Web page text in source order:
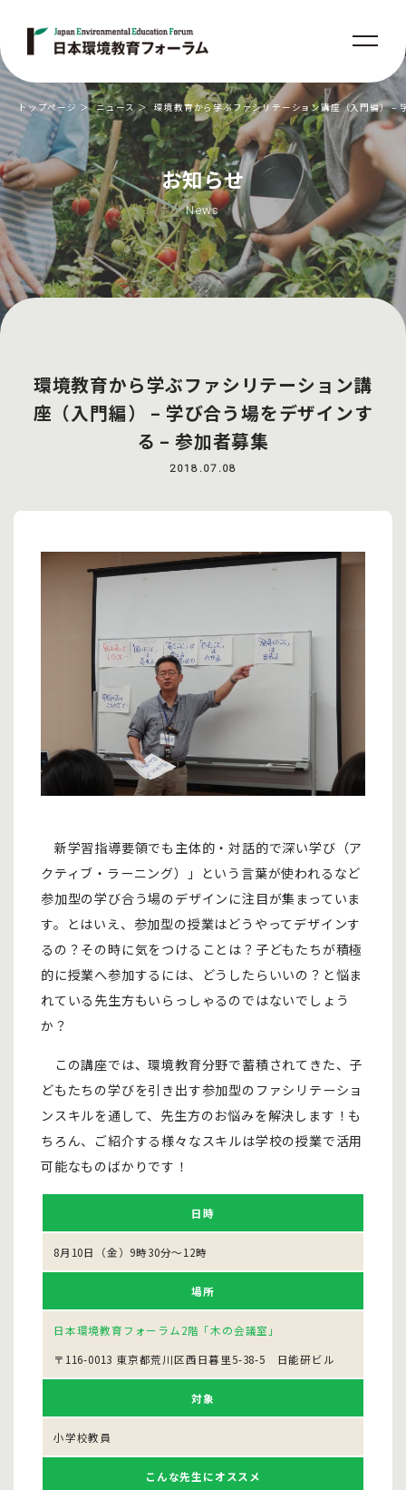
お知らせ
News
トップページ ニュース 環境教育から学ぶファシリテーション講座（入門編） –
環境教育から学ぶファシリテーション講
座（入門編） – 学び合う場をデザインす
る – 参加者募集
2018.07.08
新学習指導要領でも主体的・対話的で深い学び（ア
クティブ・ラーニング）」という言葉が使われるなど
参加型の学び合う場のデザインに注目が集まっていま
す。とはいえ、参加型の授業はどうやってデザインす
るの？その時に気をつけることは？子どもたちが積極
的に授業へ参加するには、どうしたらいいの？と悩ま
れている先生方もいらっしゃるのではないでしょう
か？
この講座では、環境教育分野で蓄積されてきた、子
どもたちの学びを引き出す参加型のファシリテーショ
ンスキルを通して、先生方のお悩みを解決します！も
ちろん、ご紹介する様々なスキルは学校の授業で活用
可能なものばかりです！
日時
8月10日（金）9時30分〜12時
場所
日本環境教育フォーラム2階「木の会議室」
〒116-0013 東京都荒川区西日暮里5-38-5 日能研ビル
対象
小学校教員
こんな先生にオススメ